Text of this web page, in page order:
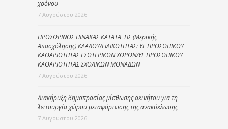
χρόνου
7 Αυγούστου 2026
ΠΡΟΣΩΡΙΝΟΣ ΠΙΝΑΚΑΣ ΚΑΤΑΤΑΞΗΣ (Μερικής
Απασχόλησης) ΚΛΑΔΟΥ/ΕΙΔΙΚΟΤΗΤΑΣ: ΥΕ ΠΡΟΣΩΠΙΚΟΥ
ΚΑΘΑΡΙΟΤΗΤΑΣ ΕΣΩΤΕΡΙΚΩΝ ΧΩΡΩΝ/ΥΕ ΠΡΟΣΩΠΙΚΟΥ
ΚΑΘΑΡΙΟΤΗΤΑΣ ΣΧΟΛΙΚΩΝ ΜΟΝΑΔΩΝ
7 Αυγούστου 2026
Διακήρυξη δημοπρασίας μίσθωσης ακινήτου για τη
λειτουργία χώρου μεταφόρτωσης της ανακύκλωσης
7 Αυγούστου 2026